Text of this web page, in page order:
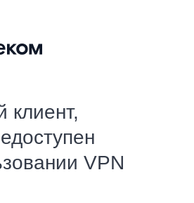
клиент,
VPN